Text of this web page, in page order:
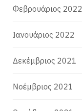
Φεβρουάριος 2022
Ιανουάριος 2022
Δεκέμβριος 2021
Νοέμβριος 2021